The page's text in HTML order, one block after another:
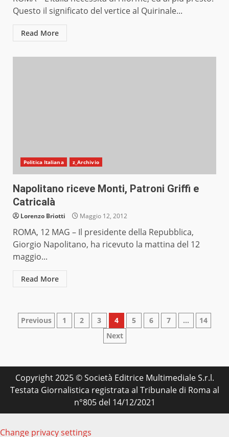
Questo il significato del vertice al Quirinale...
Read More
Politica Italiana z_Archivio
Napolitano riceve Monti, Patroni Griffi e
Catricalà
Lorenzo Briotti Maggio 12, 2012
ROMA, 12 MAG – Il presidente della Repubblica,
Giorgio Napolitano, ha ricevuto la mattina del 12
maggio...
Read More
Paginazione
articoli
Previous 1 2 3 4 5 6 7 …
14
Next
Copyright 2025 © Società Editrice Multimediale S.r.l.
Testata Giornalistica registrata al Tribunale di Roma al
n°805 del 14/12/2021
Change privacy settings